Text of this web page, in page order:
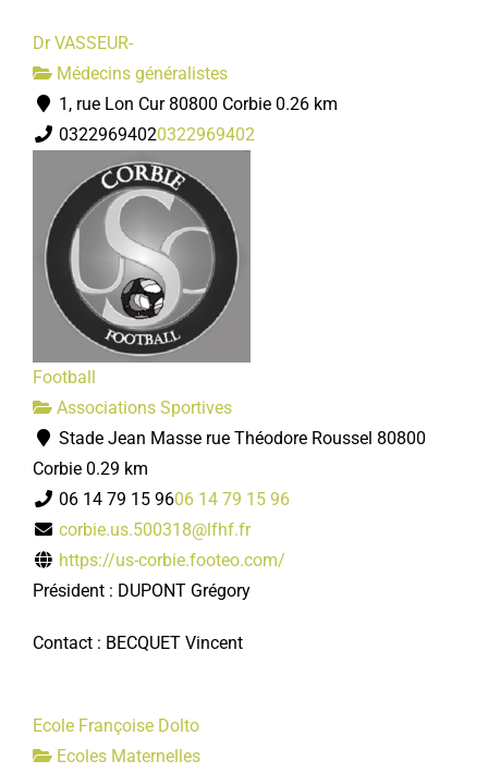
Dr VASSEUR-
Médecins généralistes
1, rue Lon Cur 80800 Corbie 0.26 km
03229694020322969402
Football
Associations Sportives
Stade Jean Masse rue Théodore Roussel 80800
Corbie 0.29 km
06 14 79 15 9606 14 79 15 96
corbie.us.500318@lfhf.fr
https://us-corbie.footeo.com/
Président : DUPONT Grégory
Contact : BECQUET Vincent
Ecole Françoise Dolto
Ecoles Maternelles